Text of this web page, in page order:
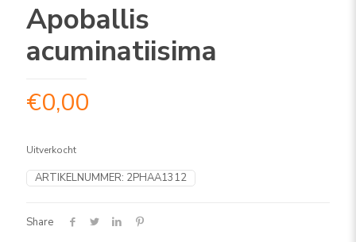
Apoballis
acuminatiisima
€0,00
Uitverkocht
ARTIKELNUMMER: 2PHAA1312
Share